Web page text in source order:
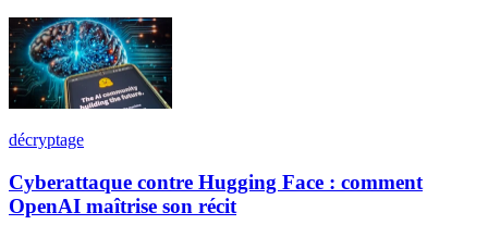
décryptage
Cyberattaque contre Hugging Face : comment
OpenAI maîtrise son récit